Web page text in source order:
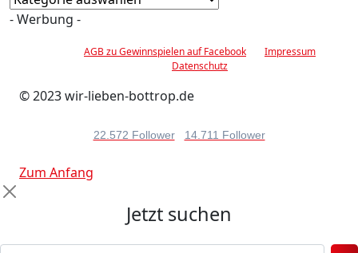
- Werbung -
AGB zu Gewinnspielen auf Facebook
Impressum
Datenschutz
© 2023 wir-lieben-bottrop.de
22.572 Follower 14.711 Follower
Zum Anfang
Jetzt suchen